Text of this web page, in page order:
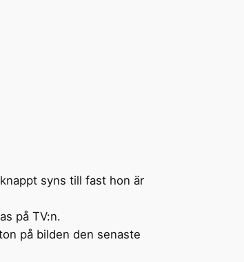
syns till fast hon är
på TV:n.
på bilden den senaste